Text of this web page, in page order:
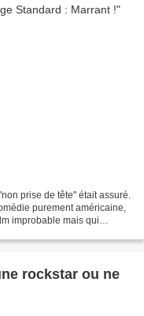
prise de tête" était assuré.
purement américaine,
improbable mais qui
rockstar ou ne